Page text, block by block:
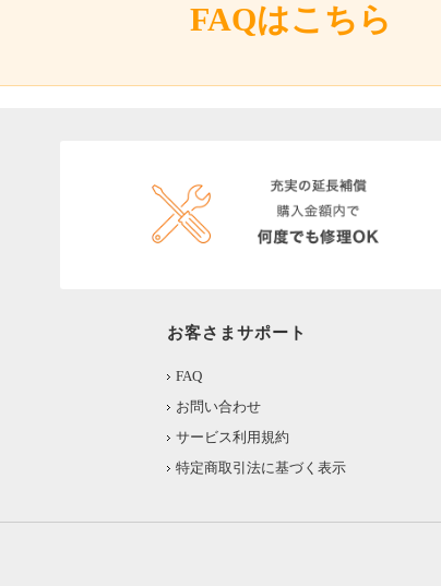
FAQはこちら
お客さまサポート
FAQ
お問い合わせ
サービス利用規約
特定商取引法に基づく表示